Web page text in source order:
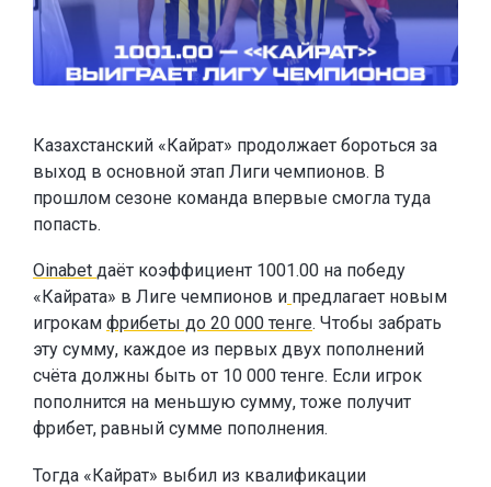
Казахстанский «Кайрат» продолжает бороться за
выход в основной этап Лиги чемпионов. В
прошлом сезоне команда впервые смогла туда
попасть.
Oinabet даёт коэффициент 1001.00 на победу
«Кайрата» в Лиге чемпионов и предлагает новым
игрокам фрибеты до 20 000 тенге. Чтобы забрать
эту сумму, каждое из первых двух пополнений
счёта должны быть от 10 000 тенге. Если игрок
пополнится на меньшую сумму, тоже получит
фрибет, равный сумме пополнения.
Тогда «Кайрат» выбил из квалификации